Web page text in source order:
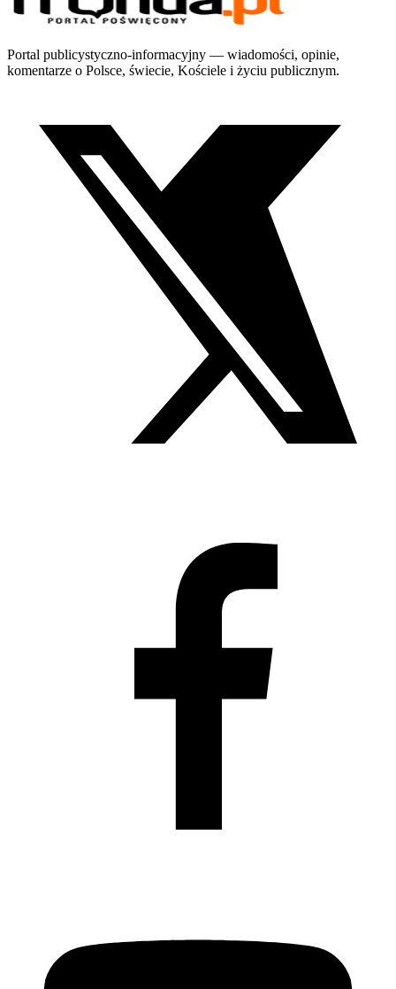
Portal publicystyczno-informacyjny — wiadomości, opinie,
komentarze o Polsce, świecie, Kościele i życiu publicznym.